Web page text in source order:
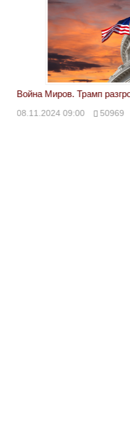
Война Миров. Трамп
08.11.2024 09:00 50969